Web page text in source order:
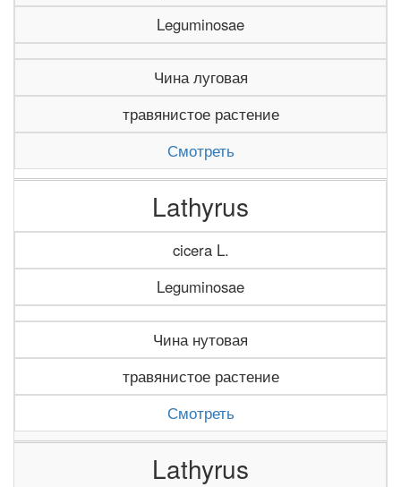
Leguminosae
Чина луговая
травянистое растение
Смотреть
Lathyrus
cicera L.
Leguminosae
Чина нутовая
травянистое растение
Смотреть
Lathyrus